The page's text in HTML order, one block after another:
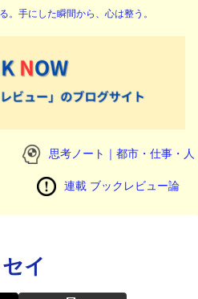
。手にした瞬間から、心は整う。
思考ノート｜都市・仕事・人
連載 ブックレビュー論
イ